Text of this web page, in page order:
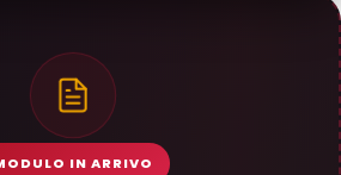
IN ARRIVO